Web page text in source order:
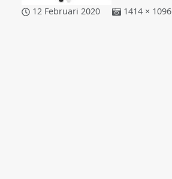
12 Februari 2020 1414 × 1096